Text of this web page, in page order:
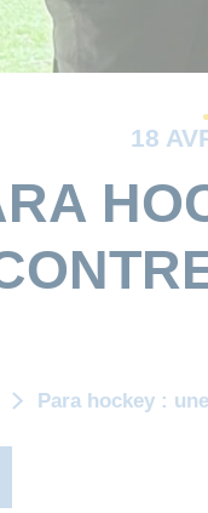
18
Para hockey :